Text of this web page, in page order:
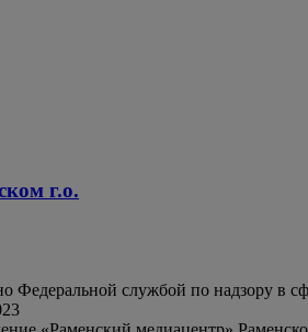
г.о.
службой по надзору в